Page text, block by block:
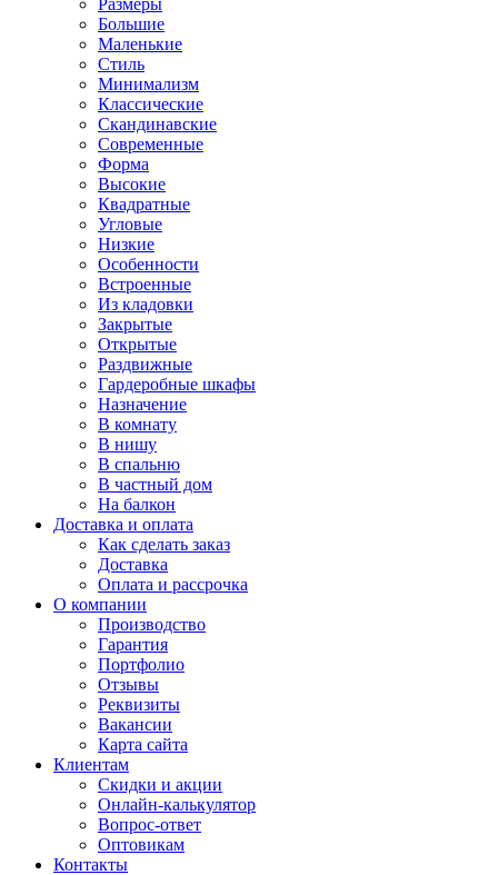
Размеры
Большие
Маленькие
Стиль
Минимализм
Классические
Скандинавские
Современные
Форма
Высокие
Квадратные
Угловые
Низкие
Особенности
Встроенные
Из кладовки
Закрытые
Открытые
Раздвижные
Гардеробные шкафы
Назначение
В комнату
В нишу
В спальню
В частный дом
На балкон
Доставка и оплата
Как сделать заказ
Доставка
Оплата и рассрочка
О компании
Производство
Гарантия
Портфолио
Отзывы
Реквизиты
Вакансии
Карта сайта
Клиентам
Скидки и акции
Онлайн-калькулятор
Вопрос-ответ
Оптовикам
Контакты